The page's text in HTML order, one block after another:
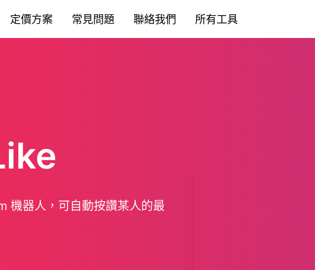
定價方案 常見問題 聯絡我們 所有工具
機器人，可自動按讚某人的最